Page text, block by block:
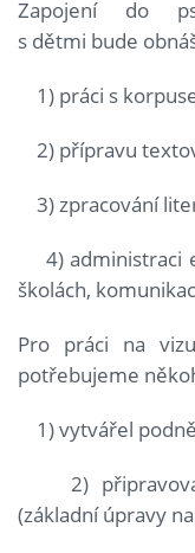
Zapojení do
s dětmi bude
1) práci s
2) přípravu
3) zpracování
4) administraci
školách,
Pro práci na
potřebujeme
1) vytvářel
2) připravoval
(základní úpravy